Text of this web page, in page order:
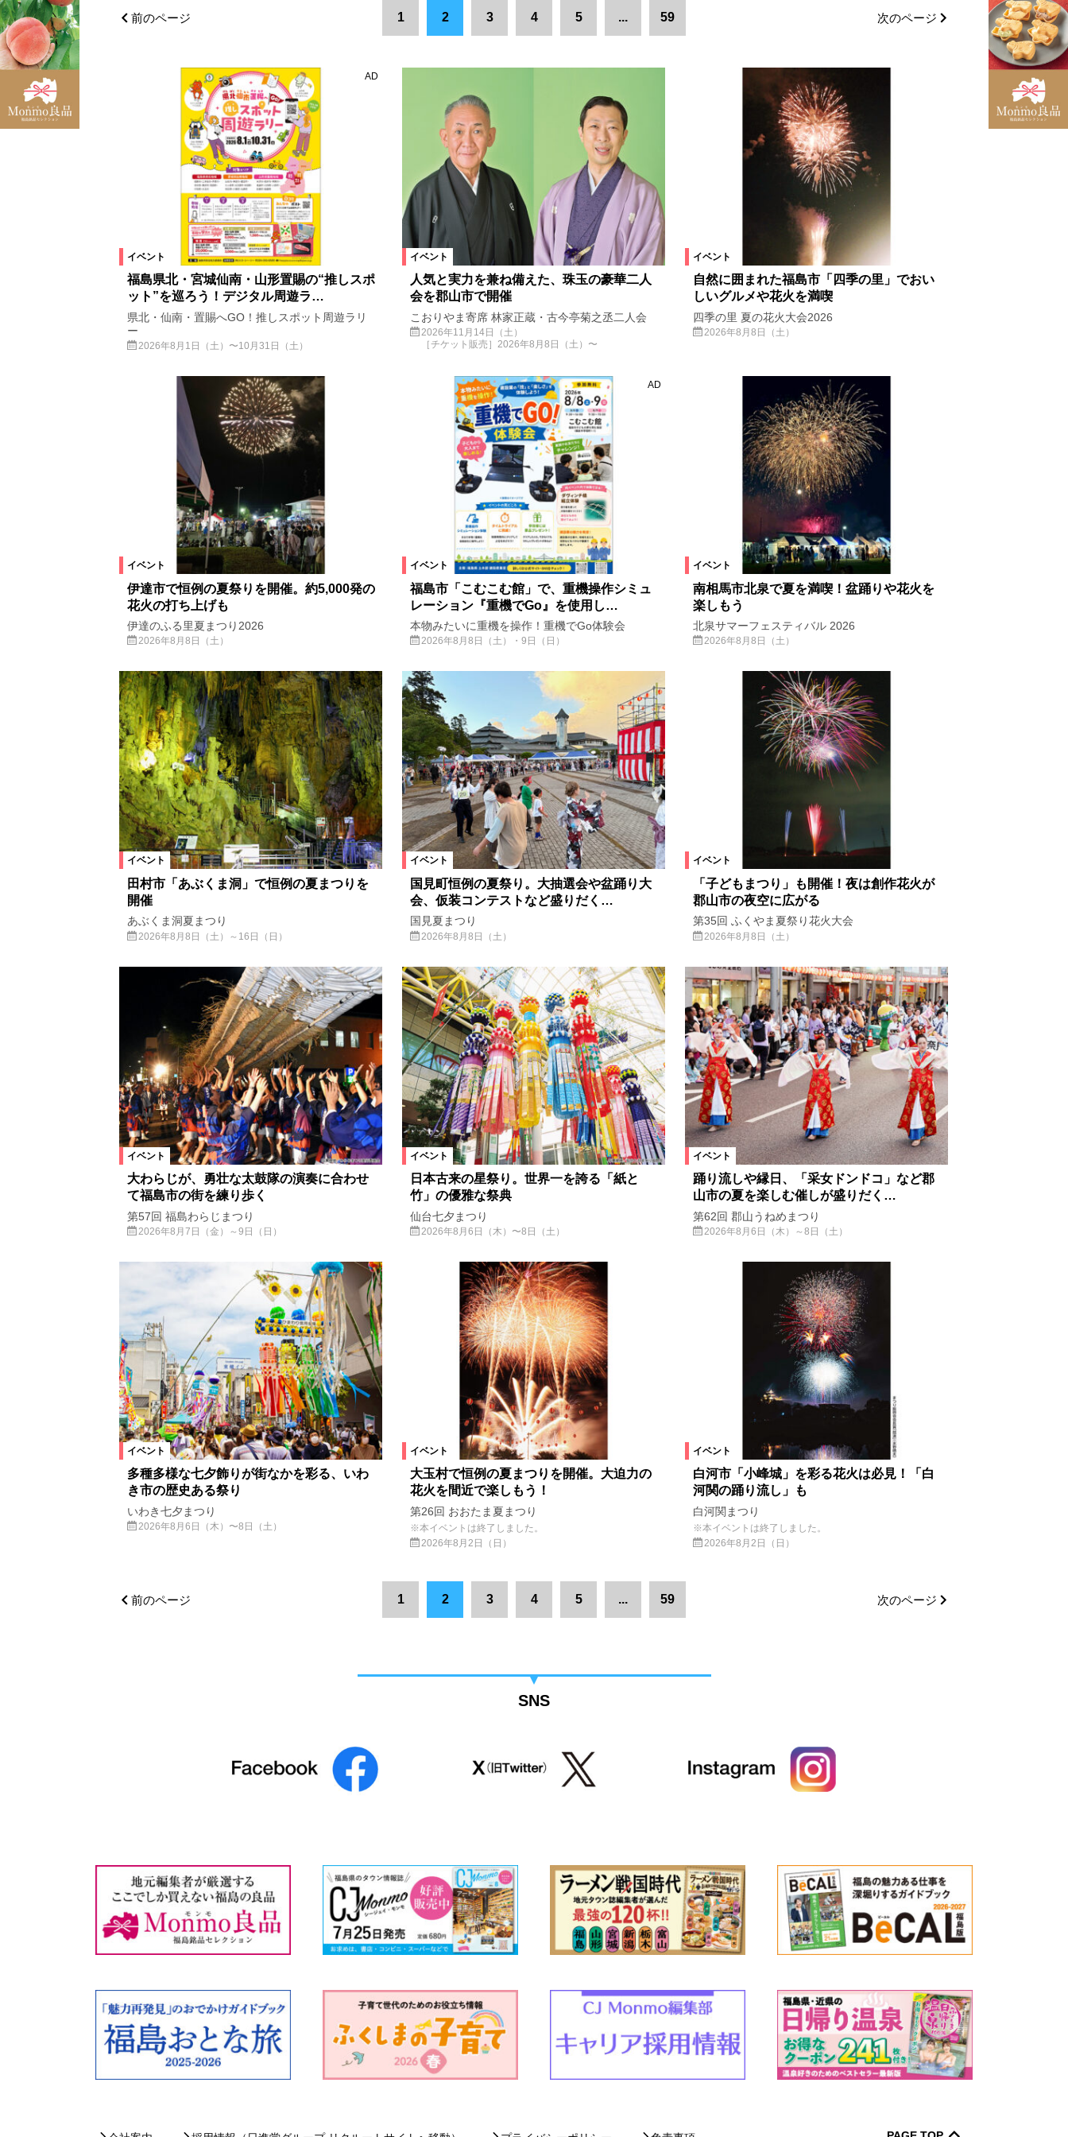
国見町 仙台市 大玉村 白河市 楢葉町
福島県全域 南会津町 会津若松市 鏡石町 泉崎村
会津坂下町 相馬市 桑折町 会津美里町 三島町 玉川村 双葉町 川俣町
猪苗代町 大熊町 西会津町 浅川町 富岡町 古殿町 棚倉町
鮫川村 広野町 湯川村 神奈川県 天栄村 石川町 白石市
カテゴリ
キッズイベント 公演・講座 ステージ アート コンサート ライブ
イルミネーション 花火 マルシェ
開催日
今週 来週 再来週以降
絞り込む
前のページ 1 2 3 4 5 ... 59 次のページ
イベント
AD
福島県北・宮城仙南・山形置賜の“推しスポ
ット”を巡ろう！デジタル周遊ラ…
県北・仙南・置賜へGO！推しスポット周遊ラリ
ー
2026年8月1日（土）〜10月31日（土）
イベント
人気と実力を兼ね備えた、珠玉の豪華二人
会を郡山市で開催
こおりやま寄席 林家正蔵・古今亭菊之丞二人会
2026年11月14日（土）
［チケット販売］2026年8月8日（土）〜
イベント
自然に囲まれた福島市「四季の里」でおい
しいグルメや花火を満喫
四季の里 夏の花火大会2026
2026年8月8日（土）
イベント
伊達市で恒例の夏祭りを開催。約5,000発の
花火の打ち上げも
伊達のふる里夏まつり2026
2026年8月8日（土）
イベント
AD
福島市「こむこむ館」で、重機操作シミュ
レーション『重機でGo』を使用し…
本物みたいに重機を操作！重機でGo体験会
2026年8月8日（土）・9日（日）
イベント
南相馬市北泉で夏を満喫！盆踊りや花火を
楽しもう
北泉サマーフェスティバル 2026
2026年8月8日（土）
イベント
田村市「あぶくま洞」で恒例の夏まつりを
開催
あぶくま洞夏まつり
2026年8月8日（土）～16日（日）
イベント
国見町恒例の夏祭り。大抽選会や盆踊り大
会、仮装コンテストなど盛りだく…
国見夏まつり
2026年8月8日（土）
イベント
「子どもまつり」も開催！夜は創作花火が
郡山市の夜空に広がる
第35回 ふくやま夏祭り花火大会
2026年8月8日（土）
イベント
大わらじが、勇壮な太鼓隊の演奏に合わせ
て福島市の街を練り歩く
第57回 福島わらじまつり
2026年8月7日（金）～9日（日）
イベント
日本古来の星祭り。世界一を誇る「紙と
竹」の優雅な祭典
仙台七夕まつり
2026年8月6日（木）〜8日（土）
イベント
踊り流しや縁日、「采女ドンドコ」など郡
山市の夏を楽しむ催しが盛りだく…
第62回 郡山うねめまつり
2026年8月6日（木）～8日（土）
イベント
多種多様な七夕飾りが街なかを彩る、いわ
き市の歴史ある祭り
いわき七夕まつり
2026年8月6日（木）〜8日（土）
イベント
大玉村で恒例の夏まつりを開催。大迫力の
花火を間近で楽しもう！
第26回 おおたま夏まつり
※本イベントは終了しました。
2026年8月2日（日）
イベント
白河市「小峰城」を彩る花火は必見！「白
河関の踊り流し」も
白河関まつり
※本イベントは終了しました。
2026年8月2日（日）
前のページ 1 2 3 4 5 ... 59 次のページ
SNS